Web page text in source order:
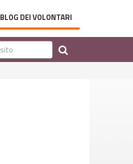
BLOG DEI VOLONTARI